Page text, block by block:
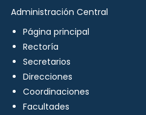
Administración Central
Página principal
Rectoría
Secretarios
Direcciones
Coordinaciones
Facultades